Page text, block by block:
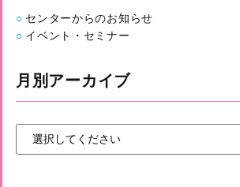
センターからのお知らせ
イベント・セミナー
月別アーカイブ